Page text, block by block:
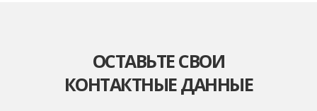
ОСТАВЬТЕ СВОИ
КОНТАКТНЫЕ ДАННЫЕ